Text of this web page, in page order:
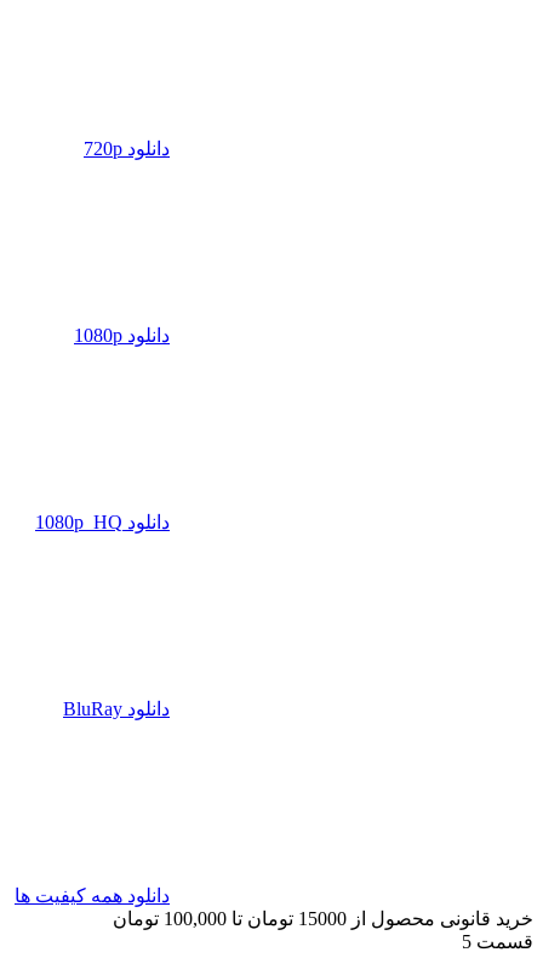
دانلود 720p
دانلود 1080p
دانلود 1080p_HQ
دانلود BluRay
دانلود همه کیفیت ها
خرید قانونی محصول از 15000 تومان تا 100,000 تومان
قسمت 5